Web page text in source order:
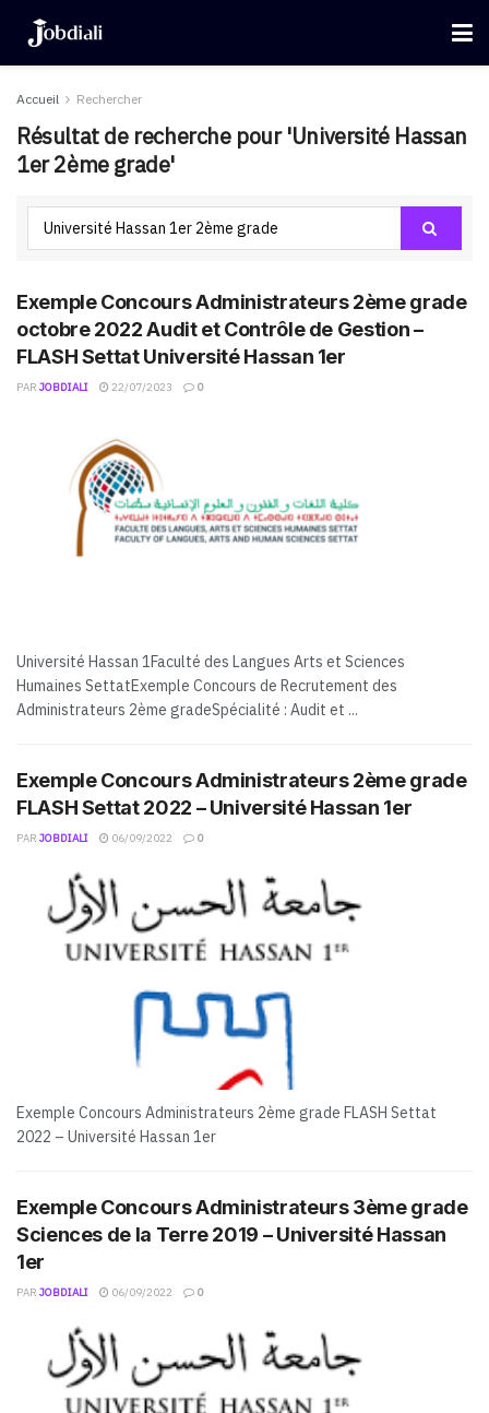
Accueil Rechercher
Résultat de recherche pour 'Université Hassan
1er 2ème grade'
Exemple Concours Administrateurs 2ème grade
octobre 2022 Audit et Contrôle de Gestion –
FLASH Settat Université Hassan 1er
PAR JOBDIALI 22/07/2023 0
Université Hassan 1Faculté des Langues Arts et Sciences
Humaines SettatExemple Concours de Recrutement des
Administrateurs 2ème gradeSpécialité : Audit et ...
Exemple Concours Administrateurs 2ème grade
FLASH Settat 2022 – Université Hassan 1er
PAR JOBDIALI 06/09/2022 0
Exemple Concours Administrateurs 2ème grade FLASH Settat
2022 – Université Hassan 1er
Exemple Concours Administrateurs 3ème grade
Sciences de la Terre 2019 – Université Hassan
1er
PAR JOBDIALI 06/09/2022 0